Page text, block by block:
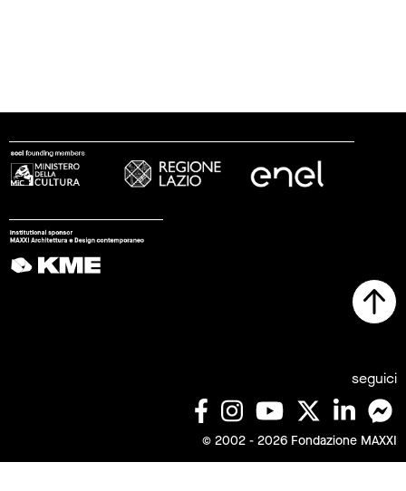
seguici
© 2002 - 2026 Fondazione MAXXI